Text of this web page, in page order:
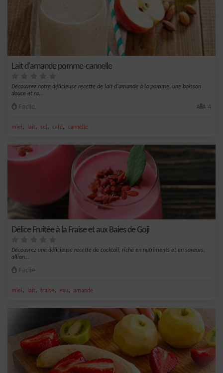
Lait d'amande pomme-cannelle
Découvrez notre délicieuse recette de lait d'amande à la pomme, une boisson
douce et ra...
Facile 4
miel , lait, sel , café, cannelle
Délice Fruitée à la Fraise et aux Baies de Goji
Découvrez une délicieuse recette de cocktail, riche en nutriments et en saveurs,
allian...
Facile
miel , lait, fraise, eau, amande